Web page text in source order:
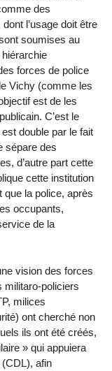
des
l’usage doit être
soumises au
forces de police
Vichy (comme les
est de les
C’est le
est double par le fait
sépare des
d’autre part cette
cette institution
que la police, après
occupants,
de la
vision des forces
militaro-policiers
milices
ont cherché non
ils ont été créés,
» qui appuiera
afin